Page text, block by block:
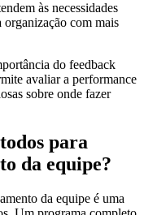
às necessidades
com mais
do feedback
avaliar a performance
sobre onde fazer
para
da equipe?
da equipe é uma